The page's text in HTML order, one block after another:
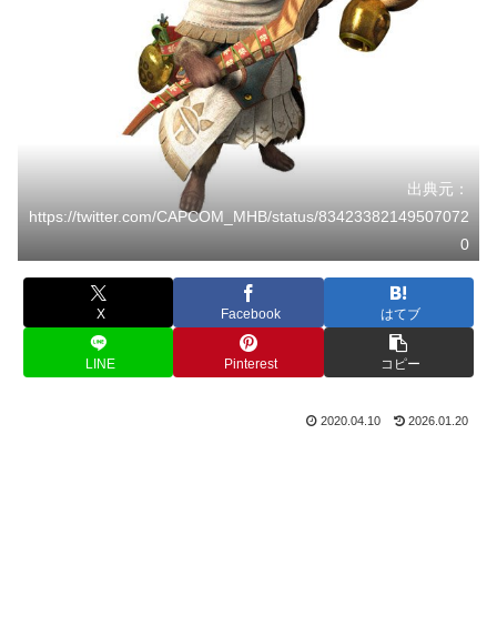
出典元：
https://twitter.com/CAPCOM_MHB/status/83423382149507072
0
X Facebook はてブ
LINE Pinterest コピー
2020.04.10 2026.01.20